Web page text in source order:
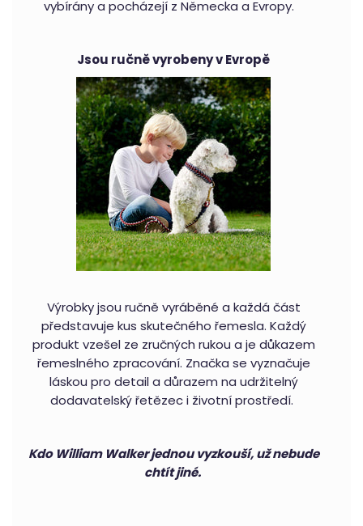
vybírány a pocházejí z Německa a Evropy.
Jsou ručně vyrobeny v Evropě
Výrobky jsou ručně vyráběné a každá část
představuje kus skutečného řemesla. Každý
produkt vzešel ze zručných rukou a je důkazem
řemeslného zpracování. Značka se vyznačuje
láskou pro detail a důrazem na udržitelný
dodavatelský řetězec i životní prostředí.
Kdo William Walker jednou vyzkouší, už nebude
chtít jiné.